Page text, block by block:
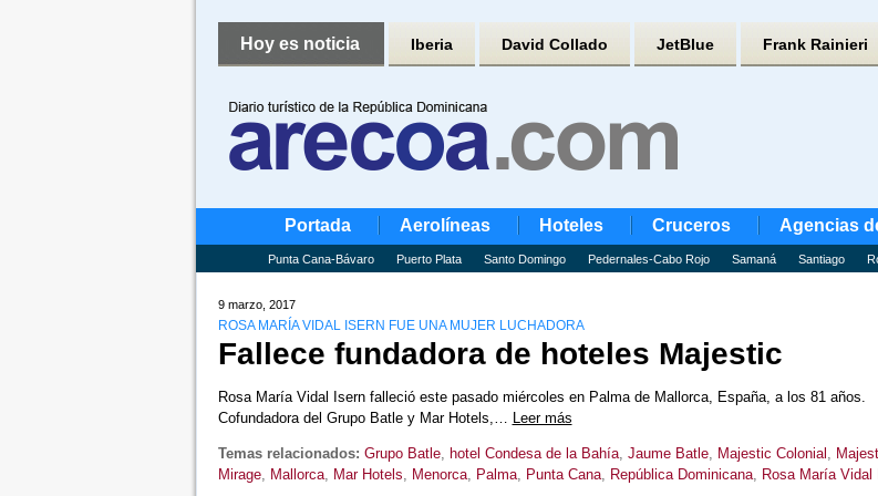
Hoy es noticia Iberia David Collado JetBlue Frank Rainieri
Portada Aerolíneas Hoteles Cruceros Agencias
Punta Cana-Bávaro Puerto Plata Santo Domingo Pedernales-Cabo Rojo Samaná Santiago
9 marzo, 2017
ROSA MARÍA VIDAL ISERN FUE UNA MUJER LUCHADORA
Fallece fundadora de hoteles Majestic
Rosa María Vidal Isern falleció este pasado miércoles en Palma de Mallorca, España, a los 81 años.
Cofundadora del Grupo Batle y Mar Hotels,… Leer más
Temas relacionados: Grupo Batle, hotel Condesa de la Bahía, Jaume Batle, Majestic Colonial ,
Mirage, Mallorca, Mar Hotels, Menorca, Palma, Punta Cana, República Dominicana, Rosa María Vidal